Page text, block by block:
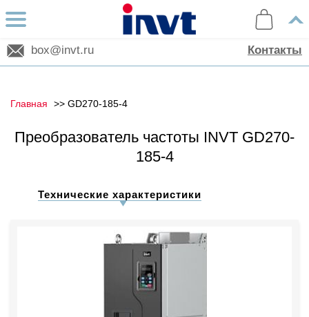
box@invt.ru Контакты
Главная GD270-185-4
Преобразователь частоты INVT GD270-
185-4
Технические характеристики